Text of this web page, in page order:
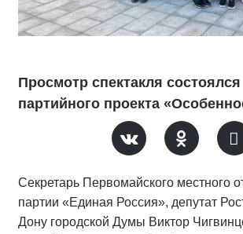
Просмотр спектакля
партийного проекта
Секретарь Первомайского местного
партии «Единая Россия», депутат
Дону городской Думы Виктор